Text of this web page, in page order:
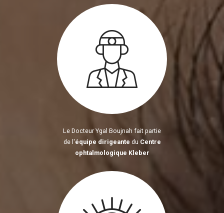
Le Docteur Ygal Boujnah fait partie
de l'équipe dirigeante du Centre
ophtalmologique Kleber